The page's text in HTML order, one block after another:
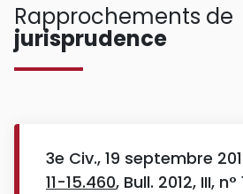
Rapprochements de
jurisprudence
3e Civ., 19 septembre
11-15.460, Bull. 2012, III,